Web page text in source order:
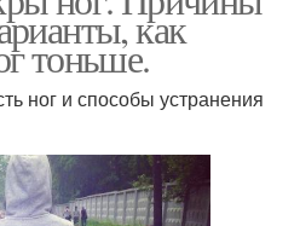
как
тоньше.
ног и способы устранения